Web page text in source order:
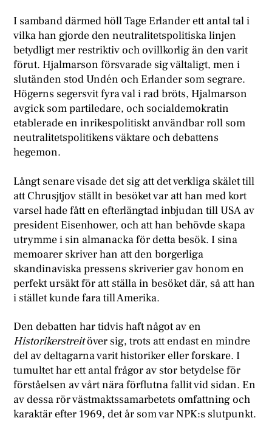
I samband därmed höll Tage Erlander ett antal tal i
vilka han gjorde den neutralitetspolitiska linjen
betydligt mer restriktiv och ovillkorlig än den varit
förut. Hjalmarson försvarade sig vältaligt, men i
slutänden stod Undén och Erlander som segrare.
Högerns segersvit fyra val i rad bröts, Hjalmarson
avgick som partiledare, och socialdemokratin
etablerade en inrikespolitiskt användbar roll som
neutralitetspolitikens väktare och debattens
hegemon.
Långt senare visade det sig att det verkliga skälet till
att Chrusjtjov ställt in besöket var att han med kort
varsel hade fått en efterlängtad inbjudan till USA av
president Eisenhower, och att han behövde skapa
utrymme i sin almanacka för detta besök. I sina
memoarer skriver han att den borgerliga
skandinaviska pressens skriverier gav honom en
perfekt ursäkt för att ställa in besöket där, så att han
i stället kunde fara till Amerika.
Den debatten har tidvis haft något av en
Historikerstreitöver sig, trots att endast en mindre
del av deltagarna varit historiker eller forskare. I
tumultet har ett antal frågor av stor betydelse för
förståelsen av vårt nära förflutna fallit vid sidan. En
av dessa rör västmaktssamarbetets omfattning och
karaktär efter 1969, det år som var NPK:s slutpunkt.